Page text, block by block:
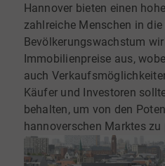
Hannover bieten einen
zahlreiche Menschen in
Bevölkerungswachstum
Immobilienpreise aus,
auch
Käufer und Investoren
behalten, um von den
hannoverschen Marktes